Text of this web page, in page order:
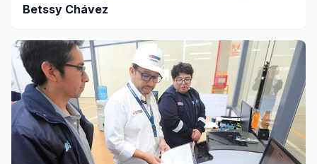
Betssy Chávez